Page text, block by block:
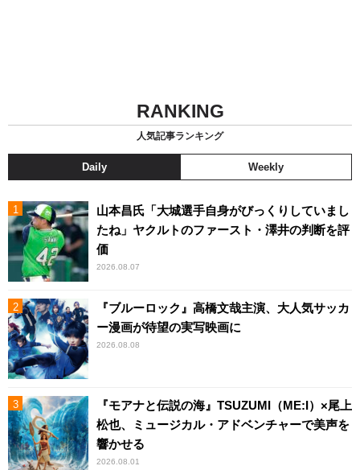
RANKING
人気記事ランキング
Daily Weekly
山本昌氏「大城選手自身がびっくりしていまし
たね」ヤクルトのファースト・澤井の判断を評
価
2026.08.07
『ブルーロック』高橋文哉主演、大人気サッカ
ー漫画が待望の実写映画に
2026.08.08
『モアナと伝説の海』TSUZUMI（ME:I）×尾上
松也、ミュージカル・アドベンチャーで美声を
響かせる
2026.08.01